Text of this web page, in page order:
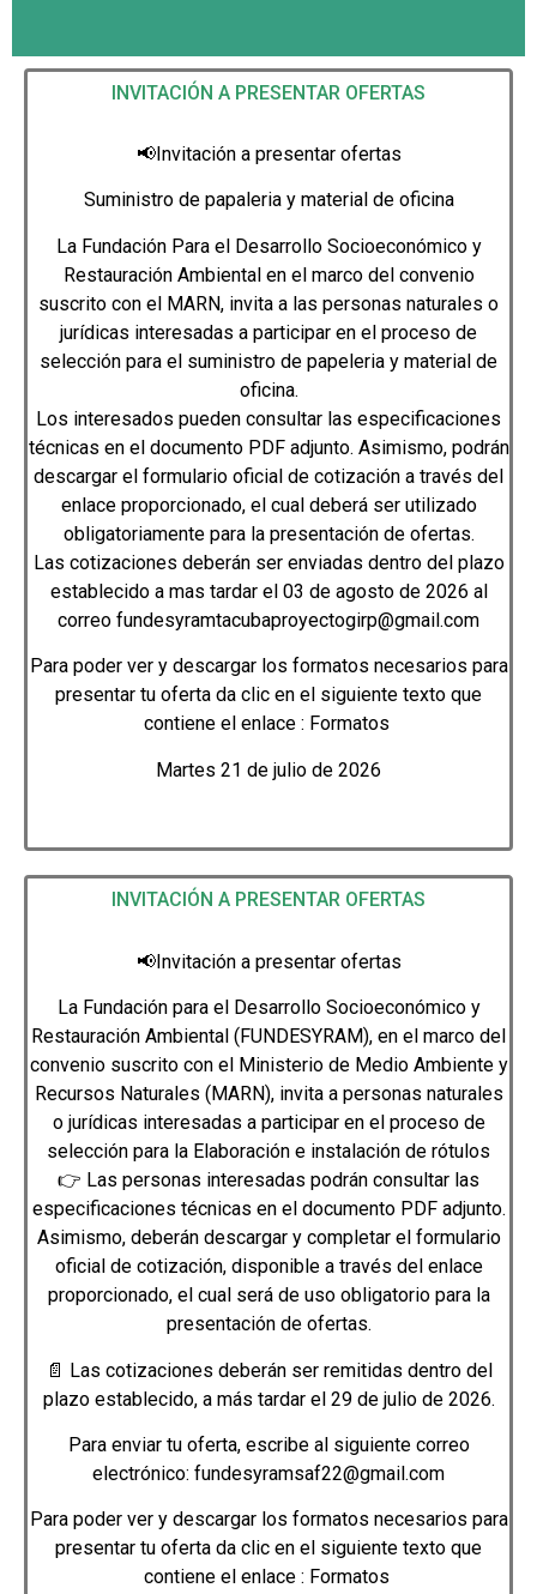
INVITACIÓN A PRESENTAR OFERTAS
📢Invitación a presentar ofertas
Suministro de papaleria y material de oficina
La Fundación Para el Desarrollo Socioeconómico y
Restauración Ambiental en el marco del convenio
suscrito con el MARN, invita a las personas naturales o
jurídicas interesadas a participar en el proceso de
selección para el suministro de papeleria y material de
oficina.
Los interesados pueden consultar las especificaciones
técnicas en el documento PDF adjunto. Asimismo, podrán
descargar el formulario oficial de cotización a través del
enlace proporcionado, el cual deberá ser utilizado
obligatoriamente para la presentación de ofertas.
Las cotizaciones deberán ser enviadas dentro del plazo
establecido a mas tardar el 03 de agosto de 2026 al
correo fundesyramtacubaproyectogirp@gmail.com
Para poder ver y descargar los formatos necesarios para
presentar tu oferta da clic en el siguiente texto que
contiene el enlace : Formatos
Martes 21 de julio de 2026
INVITACIÓN A PRESENTAR OFERTAS
📢Invitación a presentar ofertas
La Fundación para el Desarrollo Socioeconómico y
Restauración Ambiental (FUNDESYRAM), en el marco del
convenio suscrito con el Ministerio de Medio Ambiente y
Recursos Naturales (MARN), invita a personas naturales
o jurídicas interesadas a participar en el proceso de
selección para la Elaboración e instalación de rótulos
👉 Las personas interesadas podrán consultar las
especificaciones técnicas en el documento PDF adjunto.
Asimismo, deberán descargar y completar el formulario
oficial de cotización, disponible a través del enlace
proporcionado, el cual será de uso obligatorio para la
presentación de ofertas.
📄 Las cotizaciones deberán ser remitidas dentro del
plazo establecido, a más tardar el 29 de julio de 2026.
Para enviar tu oferta, escribe al siguiente correo
electrónico: fundesyramsaf22@gmail.com
Para poder ver y descargar los formatos necesarios para
presentar tu oferta da clic en el siguiente texto que
contiene el enlace : Formatos